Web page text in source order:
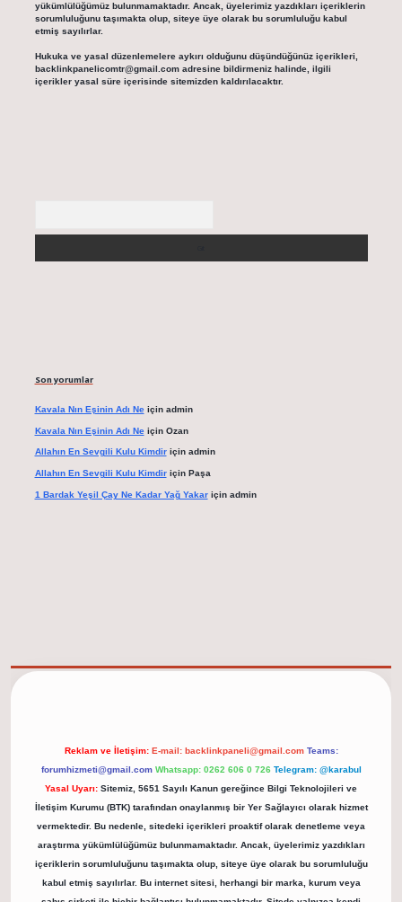
yükümlülüğümüz bulunmamaktadır. Ancak, üyelerimiz yazdıkları içeriklerin
sorumluluğunu taşımakta olup, siteye üye olarak bu sorumluluğu kabul
etmiş sayılırlar.
Hukuka ve yasal düzenlemelere aykırı olduğunu düşündüğünüz içerikleri,
backlinkpanelicomtr@gmail.comadresine bildirmeniz halinde, ilgili
içerikler yasal süre içerisinde sitemizden kaldırılacaktır.
Son yorumlar
Kavala Nın Eşinin Adı Neiçin admin
Kavala Nın Eşinin Adı Neiçin Ozan
Allahın En Sevgili Kulu Kimdiriçin admin
Allahın En Sevgili Kulu Kimdiriçin Paşa
1 Bardak Yeşil Çay Ne Kadar Yağ Yakariçin admin
Reklam ve İletişim: E-mail: backlinkpaneli@gmail.com Teams:
forumhizmeti@gmail.com Whatsapp: 0262 606 0 726 Telegram: @karabul
Yasal Uyarı: Sitemiz, 5651 Sayılı Kanun gereğince Bilgi Teknolojileri ve
İletişim Kurumu (BTK) tarafından onaylanmış bir Yer Sağlayıcı olarak hizmet
vermektedir. Bu nedenle, sitedeki içerikleri proaktif olarak denetleme veya
araştırma yükümlülüğümüz bulunmamaktadır. Ancak, üyelerimiz yazdıkları
içeriklerin sorumluluğunu taşımakta olup, siteye üye olarak bu sorumluluğu
kabul etmiş sayılırlar. Bu internet sitesi, herhangi bir marka, kurum veya